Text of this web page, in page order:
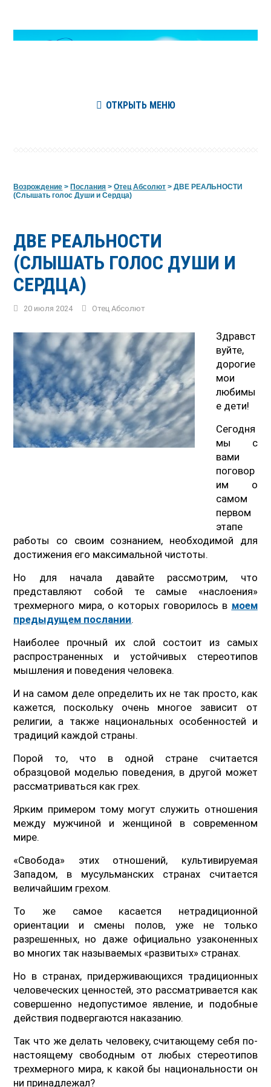
ОТКРЫТЬ МЕНЮ
Возрождение >Послания >Отец Абсолют >ДВЕ РЕАЛЬНОСТИ
(Слышать голос Души и Сердца)
ДВЕ РЕАЛЬНОСТИ
(СЛЫШАТЬ ГОЛОС ДУШИ И
СЕРДЦА)
20 июля 2024 Отец Абсолют
Здравст
вуйте,
дорогие
мои
любимы
е дети!
Сегодня
мы с
вами
поговор
им о
самом
первом
этапе
работы со своим сознанием, необходимой для
достижения его максимальной чистоты.
Но для начала давайте рассмотрим, что
представляют собой те самые «наслоения»
трехмерного мира, о которых говорилось в моем
предыдущем послании.
Наиболее прочный их слой состоит из самых
распространенных и устойчивых стереотипов
мышления и поведения человека.
И на самом деле определить их не так просто, как
кажется, поскольку очень многое зависит от
религии, а также национальных особенностей и
традиций каждой страны.
Порой то, что в одной стране считается
образцовой моделью поведения, в другой может
рассматриваться как грех.
Ярким примером тому могут служить отношения
между мужчиной и женщиной в современном
мире.
«Свобода» этих отношений, культивируемая
Западом, в мусульманских странах считается
величайшим грехом.
То же самое касается нетрадиционной
ориентации и смены полов, уже не только
разрешенных, но даже официально узаконенных
во многих так называемых «развитых» странах.
Но в странах, придерживающихся традиционных
человеческих ценностей, это рассматривается как
совершенно недопустимое явление, и подобные
действия подвергаются наказанию.
Так что же делать человеку, считающему себя по-
настоящему свободным от любых стереотипов
трехмерного мира, к какой бы национальности он
ни принадлежал?